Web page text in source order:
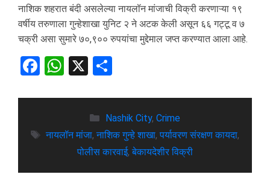
नाशिक शहरात बंदी असलेल्या नायलॉन मांजाची विक्री करणाऱ्या १९
वर्षीय तरुणाला गुन्हेशाखा युनिट २ ने अटक केली असून ६६ गट्टू व ७
चक्री असा सुमारे ७०,९०० रुपयांचा मुद्देमाल जप्त करण्यात आला आहे.
F
ce
o
W
at
s
A
X
ar
e
Nashik City, Crime
नायलॉन मांजा,नाशिक गुन्हे शाखा,पर्यावरण संरक्षण कायदा,
पोलीस कारवाई,बेकायदेशीर विक्री